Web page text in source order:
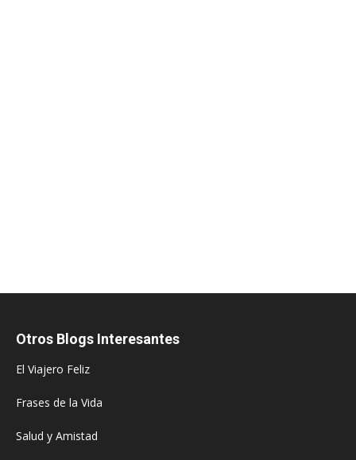
Otros Blogs Interesantes
El Viajero Feliz
Frases de la Vida
Salud y Amistad